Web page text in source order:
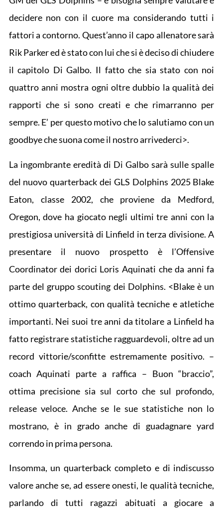
decidere non con il cuore ma considerando tutti i
fattori a contorno. Quest’anno il capo allenatore sarà
Rik Parker ed è stato con lui che si è deciso di chiudere
il capitolo Di Galbo. Il fatto che sia stato con noi
quattro anni mostra ogni oltre dubbio la qualità dei
rapporti che si sono creati e che rimarranno per
sempre. E’ per questo motivo che lo salutiamo con un
goodbye che suona come il nostro arrivederci>.
La ingombrante eredità di Di Galbo sarà sulle spalle
del nuovo quarterback dei GLS Dolphins 2025 Blake
Eaton, classe 2002, che proviene da Medford,
Oregon, dove ha giocato negli ultimi tre anni con la
prestigiosa università di Linfield in terza divisione. A
presentare il nuovo prospetto è l’Offensive
Coordinator dei dorici Loris Aquinati che da anni fa
parte del gruppo scouting dei Dolphins. <Blake è un
ottimo quarterback, con qualità tecniche e atletiche
importanti. Nei suoi tre anni da titolare a Linfield ha
fatto registrare statistiche ragguardevoli, oltre ad un
record vittorie/sconfitte estremamente positivo. –
coach Aquinati parte a raffica – Buon “braccio”,
ottima precisione sia sul corto che sul profondo,
release veloce. Anche se le sue statistiche non lo
mostrano, è in grado anche di guadagnare yard
correndo in prima persona.
Insomma, un quarterback completo e di indiscusso
valore anche se, ad essere onesti, le qualità tecniche,
parlando di tutti ragazzi abituati a giocare a